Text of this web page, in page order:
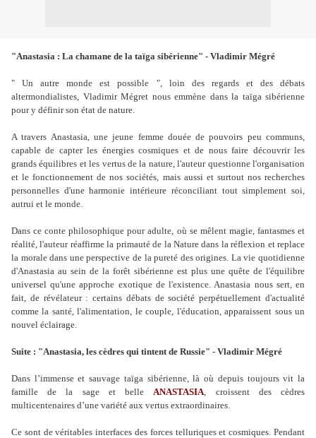
"Anastasia : La chamane de la taïga sibérienne" - Vladimir Mégré
" Un autre monde est possible ", loin des regards et des débats
altermondialistes, Vladimir Mégret nous emmène dans la taïga sibérienne
pour y définir son état de nature.
A travers Anastasia, une jeune femme douée de pouvoirs peu communs,
capable de capter les énergies cosmiques et de nous faire découvrir les
grands équilibres et les vertus de la nature, l'auteur questionne l'organisation
et le fonctionnement de nos sociétés, mais aussi et surtout nos recherches
personnelles d'une harmonie intérieure réconciliant tout simplement soi,
autrui et le monde.
Dans ce conte philosophique pour adulte, où se mêlent magie, fantasmes et
réalité, l'auteur réaffirme la primauté de la Nature dans la réflexion et replace
la morale dans une perspective de la pureté des origines. La vie quotidienne
d'Anastasia au sein de la forêt sibérienne est plus une quête de l'équilibre
universel qu'une approche exotique de l'existence. Anastasia nous sert, en
fait, de révélateur : certains débats de société perpétuellement d'actualité
comme la santé, l'alimentation, le couple, l'éducation, apparaissent sous un
nouvel éclairage.
Suite : "Anastasia, les cèdres qui tintent de Russie" - Vladimir Mégré
Dans l’immense et sauvage taïga sibérienne, là où depuis toujours vit la
famille de la sage et belleANASTASIA, croissent des cèdres
multicentenaires d’une variété aux vertus extraordinaires.
Ce sont de véritables interfaces des forces telluriques et cosmiques. Pendant